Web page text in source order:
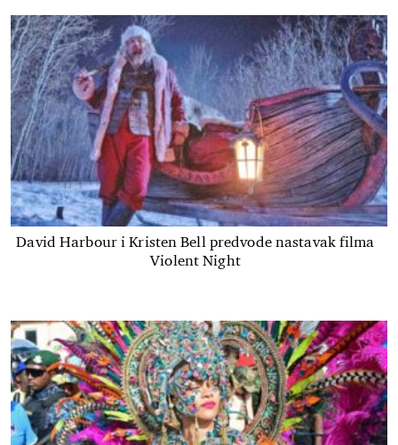
David Harbour i Kristen Bell predvode nastavak filma
Violent Night